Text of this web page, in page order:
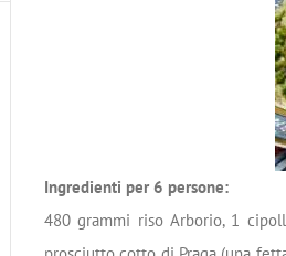
Ingredienti per 6 persone:
480 grammi riso Arborio, 1